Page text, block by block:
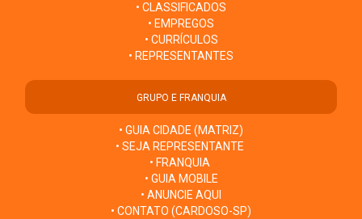
• CLASSIFICADOS
• EMPREGOS
• CURRÍCULOS
• REPRESENTANTES
GRUPO E FRANQUIA
• GUIA CIDADE (MATRIZ)
• SEJA REPRESENTANTE
• FRANQUIA
• GUIA MOBILE
• ANUNCIE AQUI
• CONTATO (CARDOSO-SP)